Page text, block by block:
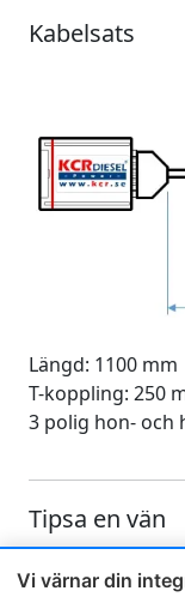
Vi värnar din
Kabelsats
Längd: 1100 mm
T-koppling: 250
3 polig hon-
Tipsa en vän
Skicka ett e-